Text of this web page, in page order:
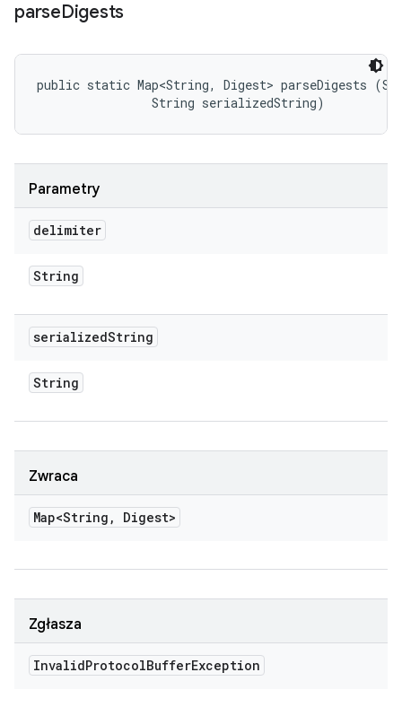
parseDigests
public static Map<String, Digest> parseDigests
                String serializedString)
Parametry
delimiter
String
serializedString
String
Zwraca
Map<String , Digest>
Zgłasza
InvalidProtocolBufferException